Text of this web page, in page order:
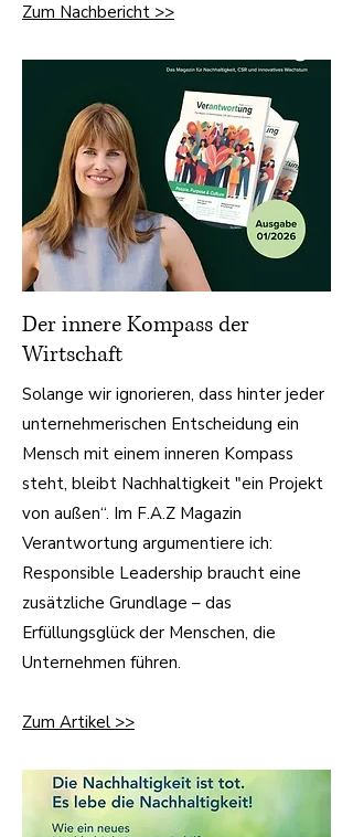
Zum Nachbericht >>
Der innere Kompass der
Wirtschaft
Solange wir ignorieren, dass hinter jeder
unternehmerischen Entscheidung ein
Mensch mit einem inneren Kompass
steht, bleibt Nachhaltigkeit "ein Projekt
von außen“. Im F.A.Z Magazin
Verantwortung argumentiere ich:
Responsible Leadership braucht eine
zusätzliche Grundlage – das
Erfüllungsglück der Menschen, die
Unternehmen führen.
Zum Artikel >>